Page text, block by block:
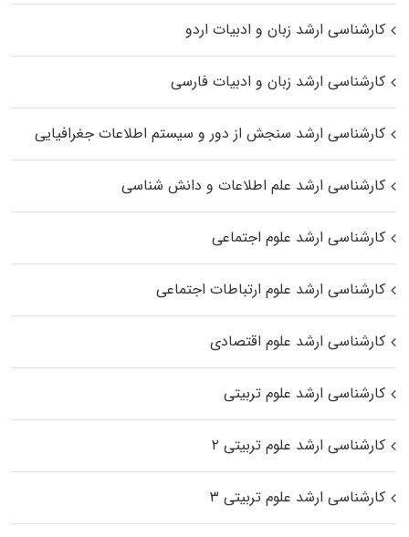
کارشناسی ارشد زبان و ادبیات اردو
کارشناسی ارشد زبان و ادبیات فارسی
کارشناسی ارشد سنجش از دور و سیستم اطلاعات جغرافیایی
کارشناسی ارشد علم اطلاعات و دانش شناسی
کارشناسی ارشد علوم اجتماعی
کارشناسی ارشد علوم ارتباطات اجتماعی
کارشناسی ارشد علوم اقتصادی
کارشناسی ارشد علوم تربیتی
کارشناسی ارشد علوم تربیتی ۲
کارشناسی ارشد علوم تربیتی ۳